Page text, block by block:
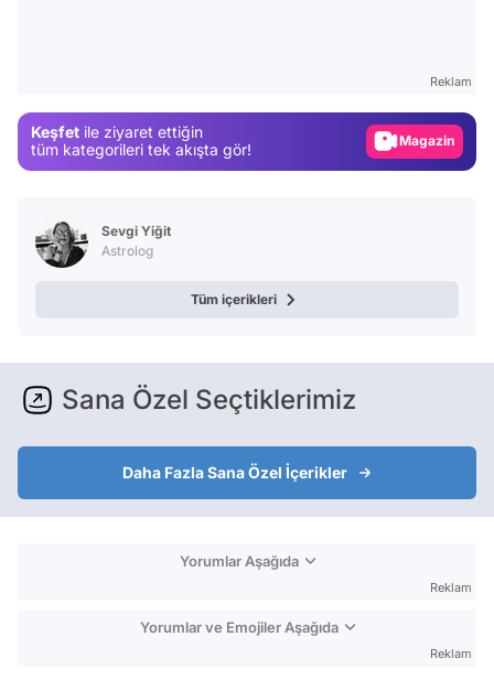
Reklam
Keşfet ile ziyaret ettiğin
tüm kategorileri tek akışta gör!
Magazin
Sevgi Yiğit
Astrolog
Tüm içerikleri
Sana Özel Seçtiklerimiz
Daha Fazla Sana Özel İçerikler
Yorumlar Aşağıda
Reklam
Yorumlar ve Emojiler Aşağıda
Reklam